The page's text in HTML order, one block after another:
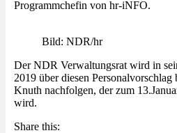
Programmchefin von hr-iNFO.
Bild: NDR/hr
Der NDR Verwaltungsrat wird in
2019 über diesen
Knuth nachfolgen, der zum
wird.
Share this: